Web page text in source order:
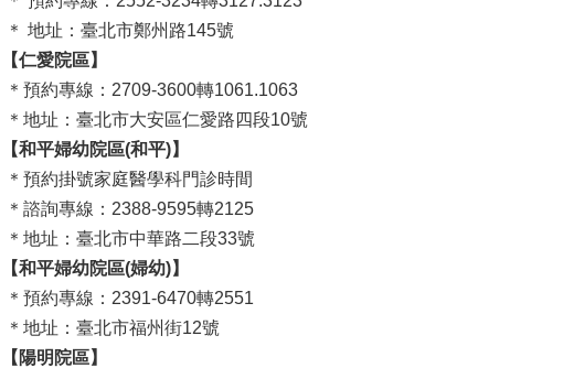
＊ 地址：臺北市鄭州路145號
【仁愛院區】
＊預約專線：2709-3600轉1061.1063
＊地址：臺北市大安區仁愛路四段10號
【和平婦幼院區(和平)】
＊預約掛號家庭醫學科門診時間
＊諮詢專線：2388-9595轉2125
＊地址：臺北市中華路二段33號
【和平婦幼院區(婦幼)】
＊預約專線：2391-6470轉2551
＊地址：臺北市福州街12號
【陽明院區】